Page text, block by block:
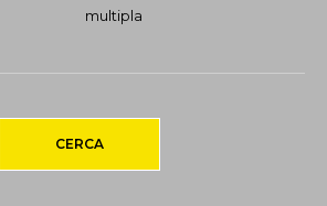
multipla
CERCA